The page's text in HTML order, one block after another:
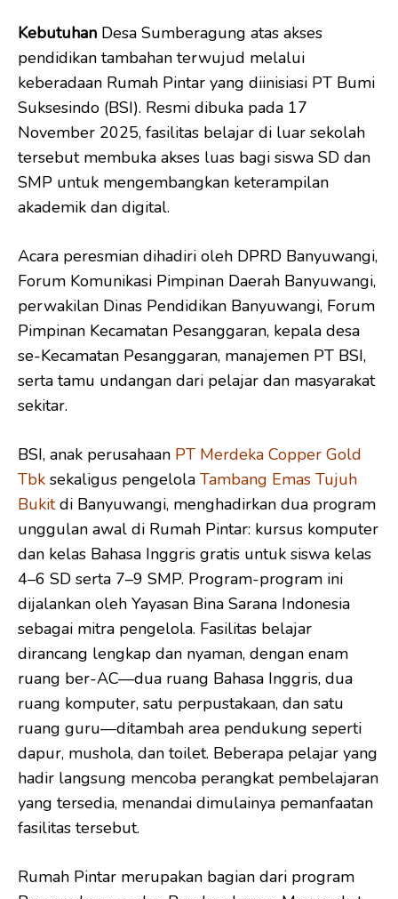
Kebutuhan Desa Sumberagung atas akses
pendidikan tambahan terwujud melalui
keberadaan Rumah Pintar yang diinisiasi PT Bumi
Suksesindo (BSI). Resmi dibuka pada 17
November 2025, fasilitas belajar di luar sekolah
tersebut membuka akses luas bagi siswa SD dan
SMP untuk mengembangkan keterampilan
akademik dan digital.
Acara peresmian dihadiri oleh DPRD Banyuwangi,
Forum Komunikasi Pimpinan Daerah Banyuwangi,
perwakilan Dinas Pendidikan Banyuwangi, Forum
Pimpinan Kecamatan Pesanggaran, kepala desa
se-Kecamatan Pesanggaran, manajemen PT BSI,
serta tamu undangan dari pelajar dan masyarakat
sekitar.
BSI, anak perusahaan PT Merdeka Copper Gold
Tbk sekaligus pengelola Tambang Emas Tujuh
Bukitdi Banyuwangi, menghadirkan dua program
unggulan awal di Rumah Pintar: kursus komputer
dan kelas Bahasa Inggris gratis untuk siswa kelas
4–6 SD serta 7–9 SMP. Program-program ini
dijalankan oleh Yayasan Bina Sarana Indonesia
sebagai mitra pengelola. Fasilitas belajar
dirancang lengkap dan nyaman, dengan enam
ruang ber-AC—dua ruang Bahasa Inggris, dua
ruang komputer, satu perpustakaan, dan satu
ruang guru—ditambah area pendukung seperti
dapur, mushola, dan toilet. Beberapa pelajar yang
hadir langsung mencoba perangkat pembelajaran
yang tersedia, menandai dimulainya pemanfaatan
fasilitas tersebut.
Rumah Pintar merupakan bagian dari program